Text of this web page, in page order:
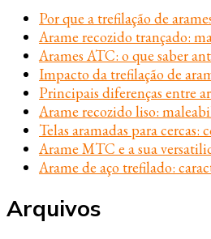
Por que a trefilação de
Arame recozido trançado:
Arames ATC: o que saber
Impacto da trefilação de
Principais diferenças entre
Arame recozido liso:
Telas aramadas para cercas:
Arame MTC e a sua
Arame de aço trefilado:
Arquivos